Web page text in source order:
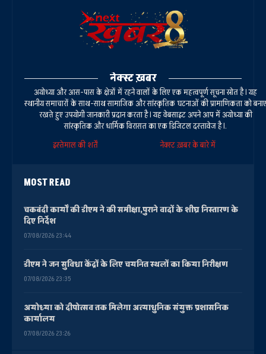
नेक्स्ट ख़बर
अयोध्या और आस-पास के क्षेत्रों में रहने वालों के लिए एक महत्वपूर्ण सूचना स्रोत है। यह
स्थानीय समाचारों के साथ-साथ सामाजिक और सांस्कृतिक घटनाओं की प्रामाणिकता को बनाए
रखते हुए उपयोगी जानकारी प्रदान करता है। यह वेबसाइट अपने आप में अयोध्या की
सांस्कृतिक और धार्मिक विरासत का एक डिजिटल दस्तावेज है।.
इस्तेमाल की शर्तें
नेक्स्ट ख़बर के बारे में
MOST READ
चकबंदी कार्यों की डीएम ने की समीक्षा,पुराने वादों के शीघ्र निस्तारण के
दिए निर्देश
07/08/2026 23:44
डीएम ने जन सुविधा केंद्रों के लिए चयनित स्थलों का किया निरीक्षण
07/08/2026 23:35
अयोध्या को दीपोत्सव तक मिलेगा अत्याधुनिक संयुक्त प्रशासनिक
कार्यालय
07/08/2026 23:26